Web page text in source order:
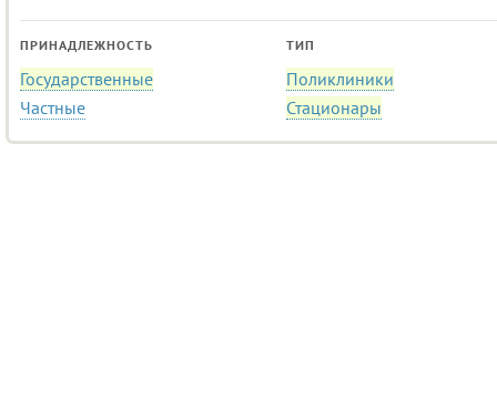
ПРИНАДЛЕЖНОСТЬ
Государственные
Частные
ТИП
Поликлиники
Стационары